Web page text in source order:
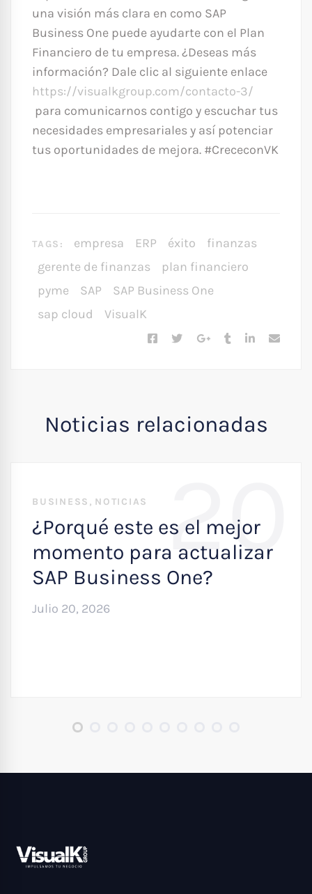
una visión más clara en como SAP
Business One puede ayudarte con el Plan
Financiero de tu empresa. ¿Deseas más
información? Dale clic al siguiente enlace
https://visualkgroup.com/contacto-3/
para comunicarnos contigo y escuchar tus
necesidades empresariales y así potenciar
tus oportunidades de mejora. #CrececonVK
TAGS: empresa ERP éxito
finanzas
gerente de finanzas
plan financiero
pyme
SAP
SAP Business One
sap cloud
VisualK
Noticias relacionadas
20
BUSINESS , NOTICIAS
¿Porqué este es el mejor
momento para actualizar
SAP Business One?
Julio 20, 2026